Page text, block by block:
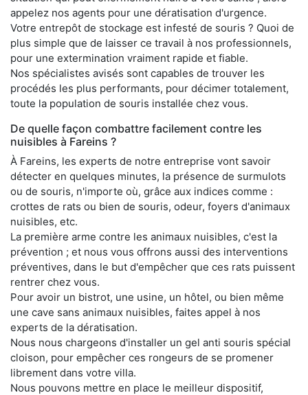
appelez nos agents pour une dératisation d'urgence.
Votre entrepôt de stockage est infesté de souris ? Quoi de
plus simple que de laisser ce travail à nos professionnels,
pour une extermination vraiment rapide et fiable.
Nos spécialistes avisés sont capables de trouver les
procédés les plus performants, pour décimer totalement,
toute la population de souris installée chez vous.
De quelle façon combattre facilement contre les
nuisibles à Fareins ?
À Fareins, les experts de notre entreprise vont savoir
détecter en quelques minutes, la présence de surmulots
ou de souris, n'importe où, grâce aux indices comme :
crottes de rats ou bien de souris, odeur, foyers d'animaux
nuisibles, etc.
La première arme contre les animaux nuisibles, c'est la
prévention ; et nous vous offrons aussi des interventions
préventives, dans le but d'empêcher que ces rats puissent
rentrer chez vous.
Pour avoir un bistrot, une usine, un hôtel, ou bien même
une cave sans animaux nuisibles, faites appel à nos
experts de la dératisation.
Nous nous chargeons d'installer un gel anti souris spécial
cloison, pour empêcher ces rongeurs de se promener
librement dans votre villa.
Nous pouvons mettre en place le meilleur dispositif,